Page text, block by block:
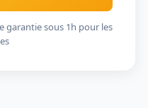
garantie sous 1h pour les